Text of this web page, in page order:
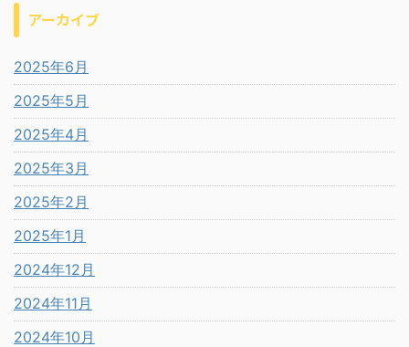
アーカイブ
2025年6月
2025年5月
2025年4月
2025年3月
2025年2月
2025年1月
2024年12月
2024年11月
2024年10月